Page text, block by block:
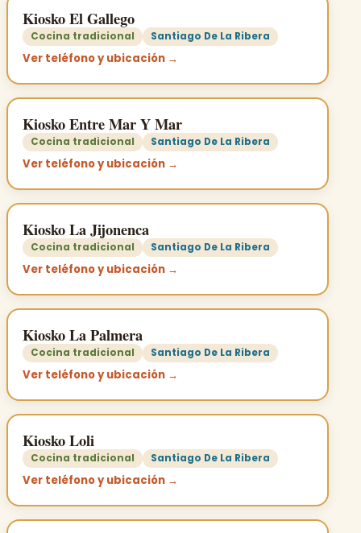
Kiosko El Gallego
Cocina tradicional Santiago De La Ribera
Ver teléfono y ubicación →
Kiosko Entre Mar Y Mar
Cocina tradicional Santiago De La Ribera
Ver teléfono y ubicación →
Kiosko La Jijonenca
Cocina tradicional Santiago De La Ribera
Ver teléfono y ubicación →
Kiosko La Palmera
Cocina tradicional Santiago De La Ribera
Ver teléfono y ubicación →
Kiosko Loli
Cocina tradicional Santiago De La Ribera
Ver teléfono y ubicación →